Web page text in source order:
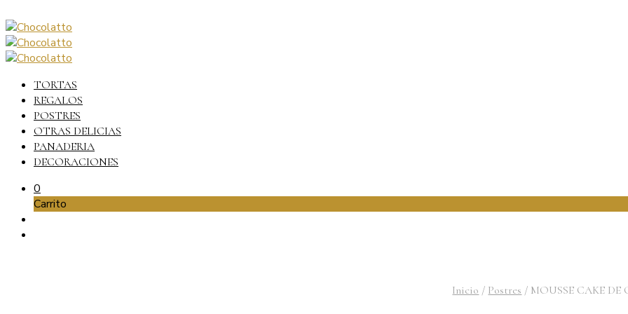
TORTAS
REGALOS
POSTRES
OTRAS DELICIAS
PANADERIA
DECORACIONES
0
Carrito
Inicio / Postres / MOUSSE CAKE